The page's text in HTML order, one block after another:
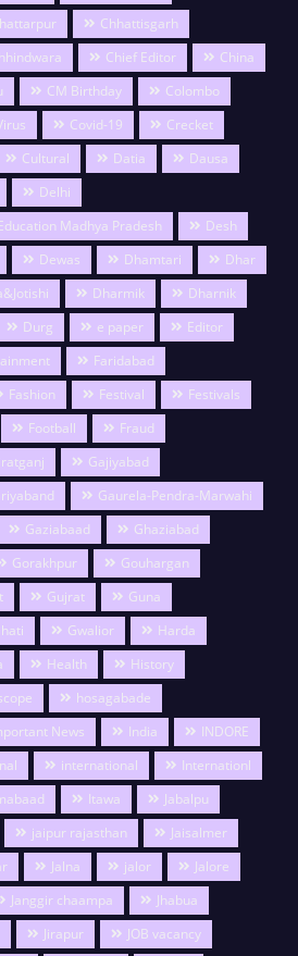
Chhattisgarh
Chief Editor
China
CM Birthday
Colombo
Covid-19
Crecket
Cultural Datia
Dausa
Delhi
Madhya Pradesh
Desh
Dewas Dhamtari
Dhar
Dharmik
Dharnik
Durg e paper
Editor
Faridabad
Fashion Festival
Festivals
Football
Fraud
Gajiyabad
Gaurela-Pendra-Marwahi
Gaziabaad
Ghaziabad
Gorakhpur
Gouhargan
Gujrat
Guna
Gwalior
Harda
Health
History
hosagabade
News India
INDORE
international
Internationl
Itawa
Jabalpu
jaipur rajasthan
Jaisalmer
Jalna jalor
Jalore
Janggir chaampa
Jhabua
Jirapur
JOB vacancy